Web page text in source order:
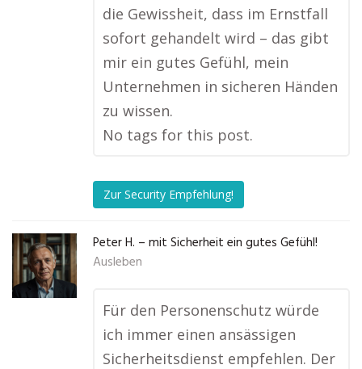
die Gewissheit, dass im Ernstfall
sofort gehandelt wird – das gibt
mir ein gutes Gefühl, mein
Unternehmen in sicheren Händen
zu wissen.
No tags for this post.
Zur Security Empfehlung!
Peter H. – mit Sicherheit ein gutes Gefühl!
Ausleben
Für den Personenschutz würde
ich immer einen ansässigen
Sicherheitsdienst empfehlen. Der